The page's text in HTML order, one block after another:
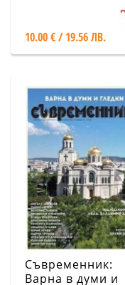
10.00 € / 19.56 ЛВ.
Съвременник:
Варна в думи и